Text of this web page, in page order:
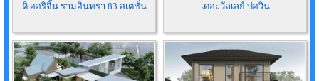
ดิ ออริจิ้น รามอินทรา 83 สเตชั่น เดอะวัลเลย์ บ่อวิน